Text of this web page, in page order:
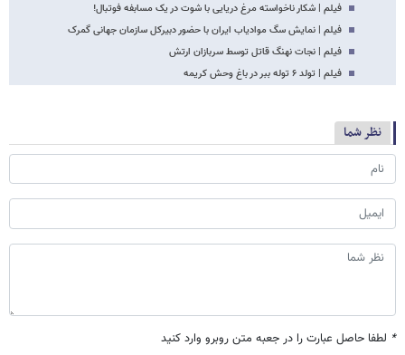
فیلم | شکار ناخواسته مرغ دریایی با شوت در یک مسابفه فوتبال!
فیلم | نمایش سگ موادیاب ایران با حضور دبیرکل سازمان جهانی گمرک
فیلم | نجات نهنگ قاتل توسط سربازان ارتش
فیلم | تولد ۶ توله ببر در باغ وحش کریمه
نظر شما
* لطفا حاصل عبارت را در جعبه متن روبرو وارد کنید